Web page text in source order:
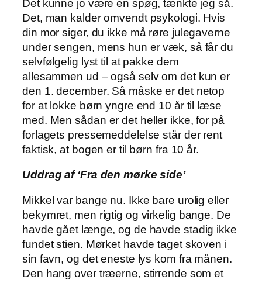
Det kunne jo være en spøg, tænkte jeg så.
Det, man kalder omvendt psykologi. Hvis
din mor siger, du ikke må røre julegaverne
under sengen, mens hun er væk, så får du
selvfølgelig lyst til at pakke dem
allesammen ud – også selv om det kun er
den 1. december. Så måske er det netop
for at lokke børn yngre end 10 år til læse
med. Men sådan er det heller ikke, for på
forlagets pressemeddelelse står der rent
faktisk, at bogen er til børn fra 10 år.
Uddrag af ‘Fra den mørke side’
Mikkel var bange nu. Ikke bare urolig eller
bekymret, men rigtig og virkelig bange. De
havde gået længe, og de havde stadig ikke
fundet stien. Mørket havde taget skoven i
sin favn, og det eneste lys kom fra månen.
Den hang over træerne, stirrende som et